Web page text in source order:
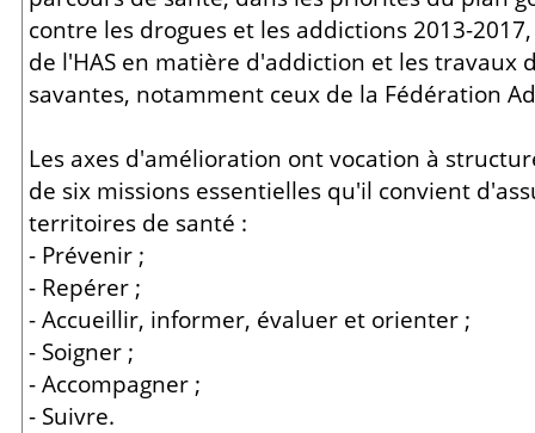
contre les drogues et les addictions 2013-
de l'HAS en matière d'addiction et les travaux
savantes, notamment ceux de la Fédération
Les axes d'amélioration ont vocation à
de six missions essentielles qu'il convient
territoires de santé :
- Prévenir ;
- Repérer ;
- Accueillir, informer, évaluer et orienter ;
- Soigner ;
- Accompagner ;
- Suivre.